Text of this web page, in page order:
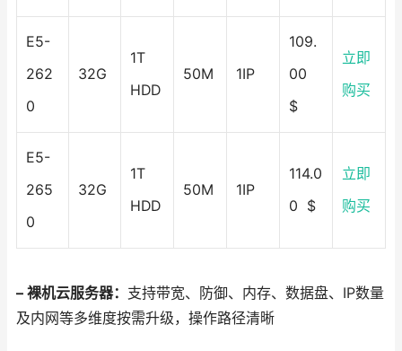
E5-
262
0
32G
1T
HDD
50M 1IP
109.
00
$
立即
购买
E5-
265
0
32G
1T
HDD
50M 1IP
114.0
0 $
立即
购买
– 裸机云服务器： 支持带宽、防御、内存、数据盘、IP数量
及内网等多维度按需升级，操作路径清晰